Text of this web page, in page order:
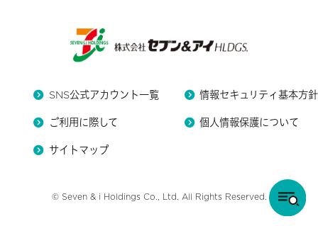
SNS公式アカウント一覧 情報セキュリティ基本方針
ご利用に際して 個人情報保護について
サイトマップ
© Seven & i Holdings Co., Ltd. All Rights Reserved.